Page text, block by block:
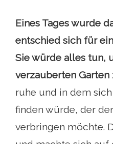
Eines Tages wurde
entschied sich für
Sie würde alles tun,
verzauberten Garten
ruhe und in dem
finden würde, der
verbringen möchte.